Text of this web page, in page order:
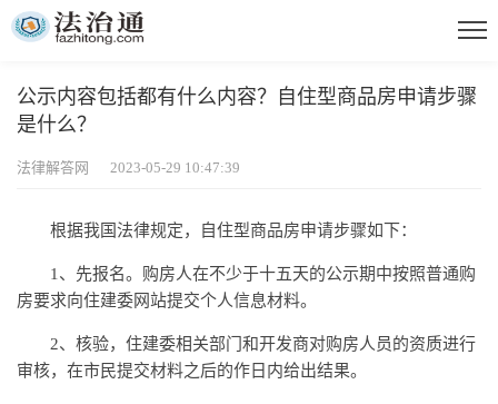
公示内容包括都有什么内容？自住型商品房申请步骤
是什么？
法律解答网 2023-05-29 10:47:39
根据我国法律规定，自住型商品房申请步骤如下：
1、先报名。购房人在不少于十五天的公示期中按照普通购
房要求向住建委网站提交个人信息材料。
2、核验，住建委相关部门和开发商对购房人员的资质进行
审核，在市民提交材料之后的作日内给出结果。